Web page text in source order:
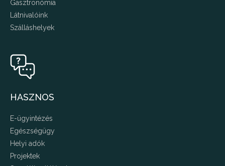
Gasztronómia
Látnivalóink
Szálláshelyek
HASZNOS
E-ügyintézés
Egészségügy
Helyi adók
Projektek